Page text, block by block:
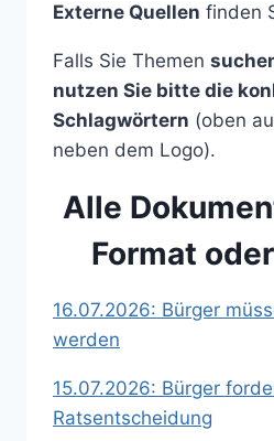
Externe Quellen finden
Falls Sie Themen
nutzen Sie bitte die
Schlagwörtern (oben
neben dem Logo).
Alle
Format
16.07.2026: Bürger
werden
15.07.2026: Bürger
Ratsentscheidung